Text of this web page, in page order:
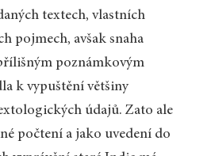
textech, vlastních
pojmech, avšak snaha
poznámkovým
k vypuštění většiny
údajů. Zato ale
počtení a jako uvedení do